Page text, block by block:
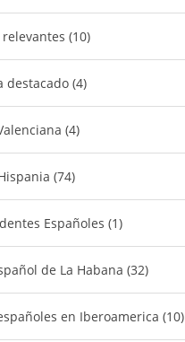
relevantes (10)
destacado (4)
(4)
(74)
Españoles (1)
de La Habana (32)
en Iberoamerica (10)